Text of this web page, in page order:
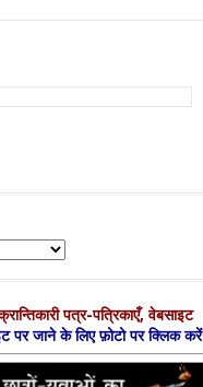
पत्र-पत्रिकाएँ, वेबसाइट
पर जाने के लिए फ़ोटो पर क्लिक करें